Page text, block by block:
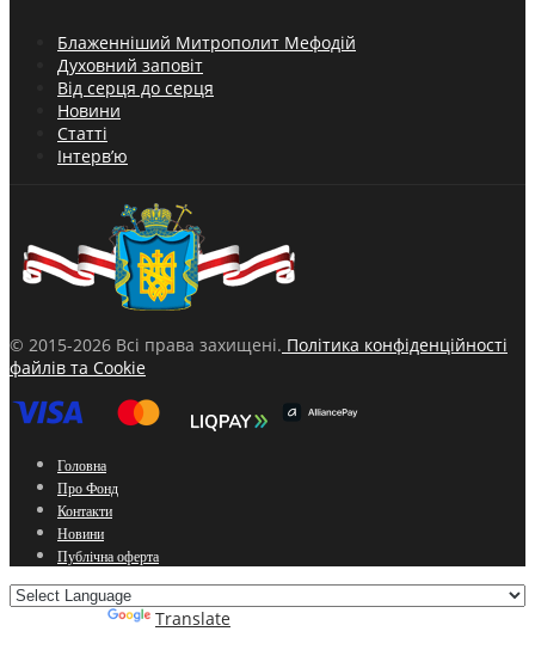
Блаженніший Митрополит Мефодій
Духовний заповіт
Від серця до серця
Новини
Статті
Інтерв’ю
© 2015-2026 Всі права захищені. Політика конфіденційності
файлів та Cookie
Головна
Про Фонд
Контакти
Новини
Публічна оферта
Translate